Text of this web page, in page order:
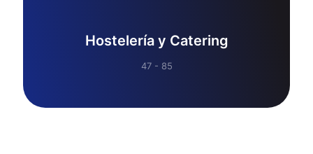
Hostelería y Catering
47 - 85